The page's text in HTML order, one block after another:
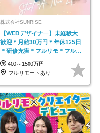
株式会社SUNRISE
【WEBデザイナー】未経験大
歓迎＊月給30万円＊年休125日
＊研修充実＊フルリモ＊フルフ
レックス＊
400～1500万円
フルリモートあり